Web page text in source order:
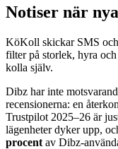
Notiser när
KöKoll skickar SMS och
filter på storlek, hyra
kolla själv.
Dibz har inte
recensionerna: en
Trustpilot 2025–26 är
lägenheter dyker upp,
procent av Dibz-